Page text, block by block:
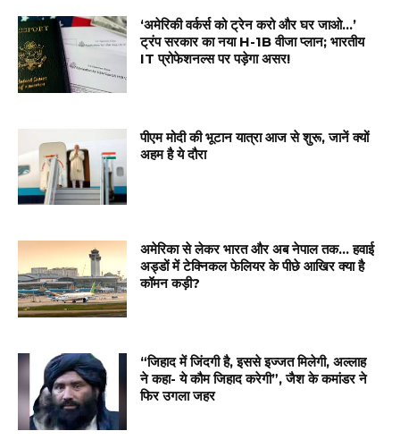
‘अमेरिकी वर्कर्स को ट्रेन करो और घर जाओ…’
ट्रंप सरकार का नया H-1B वीजा प्लान; भारतीय
IT प्रोफेशनल्स पर पड़ेगा असर!
पीएम मोदी की भूटान यात्रा आज से शुरू, जानें क्यों
अहम है ये दौरा
अमेरिका से लेकर भारत और अब नेपाल तक… हवाई
अड्डों में टेक्निकल फेलियर के पीछे आखिर क्या है
कॉमन कड़ी?
“जिहाद में जिंदगी है, इससे इज्जत मिलेगी, अल्लाह
ने कहा- ये कौम जिहाद करेगी”, जैश के कमांडर ने
फिर उगला जहर